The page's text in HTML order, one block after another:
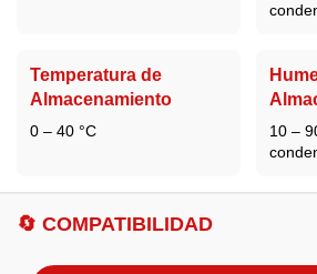
Temperatura de
Almacenamiento
0 – 40 °C
10 –
🔄 COMPATIBILIDAD